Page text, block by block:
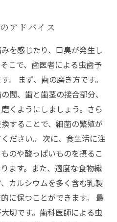
アドバイス
を感じたり、口臭が発生し
こで、歯医者による虫歯予
。 まず、歯の磨き方です。
間、歯と歯茎の接合部分、
くようにしましょう。さら
することで、細菌の繁殖が
ださい。 次に、食生活に注
のや酸っぱいものを摂るこ
ます。また、適度な食物繊
カルシウムを多く含む乳製
に保つことができます。 最
切です。歯科医師による虫